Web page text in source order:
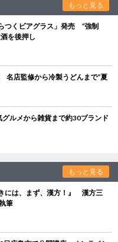
もっと見る
つくビアグラス」発売 “強制
を後押し
名店監修から冷製うどんまで“夏
ルメから雑貨まで約30ブランド
もっと見る
には、まず、漢方！』 漢方三
筆